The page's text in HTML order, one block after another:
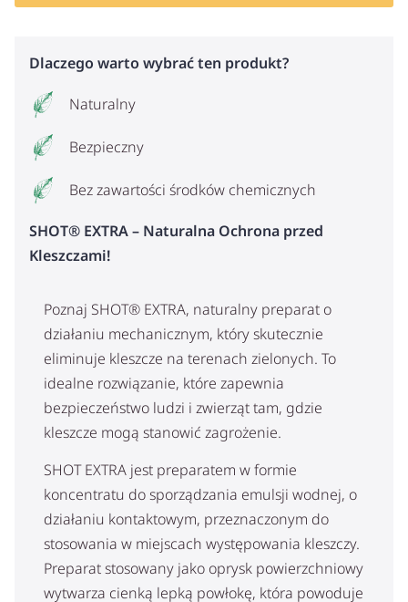
Dlaczego warto wybrać ten produkt?
Naturalny
Bezpieczny
Bez zawartości środków chemicznych
SHOT® EXTRA – Naturalna Ochrona przed
Kleszczami!
Poznaj SHOT® EXTRA, naturalny preparat o
działaniu mechanicznym, który skutecznie
eliminuje kleszcze na terenach zielonych. To
idealne rozwiązanie, które zapewnia
bezpieczeństwo ludzi i zwierząt tam, gdzie
kleszcze mogą stanowić zagrożenie.
SHOT EXTRA jest preparatem w formie
koncentratu do sporządzania emulsji wodnej, o
działaniu kontaktowym, przeznaczonym do
stosowania w miejscach występowania kleszczy.
Preparat stosowany jako oprysk powierzchniowy
wytwarza cienką lepką powłokę, która powoduje